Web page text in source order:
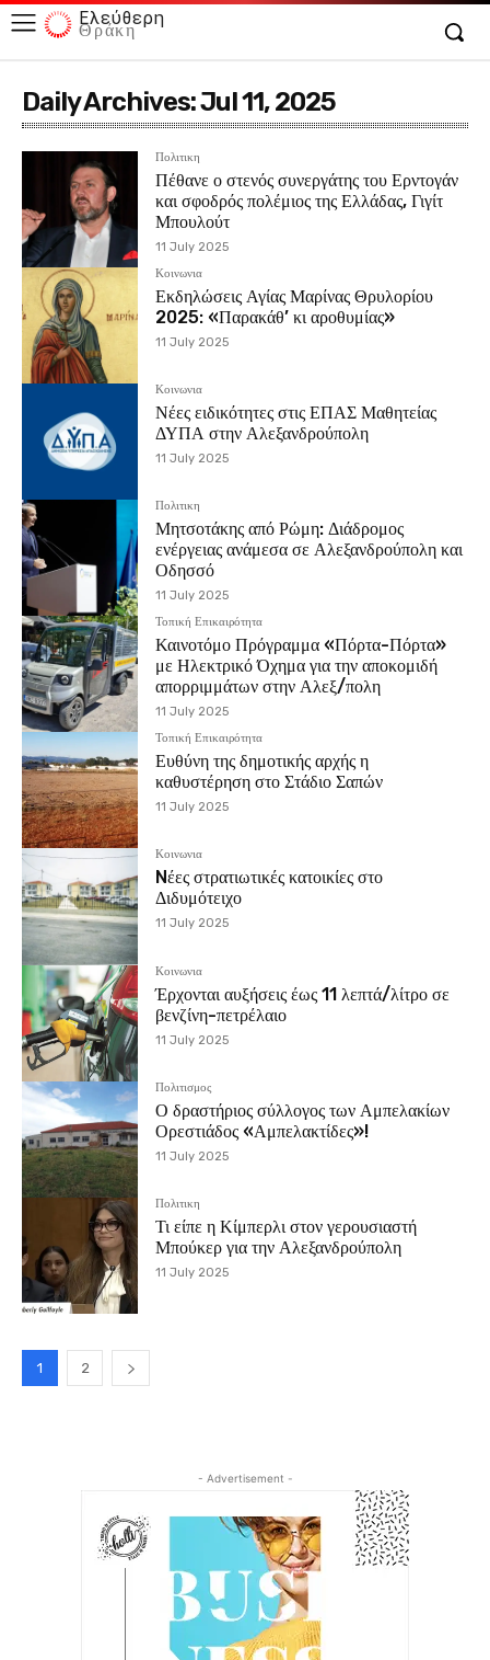
Ελεύθερη
Θράκη
Daily Archives: Jul 11, 2025
Πολιτικη
Πέθανε ο στενός συνεργάτης του Ερντογάν
και σφοδρός πολέμιος της Ελλάδας, Γιγίτ
Μπουλούτ
11 July 2025
Κοινωνια
Εκδηλώσεις Αγίας Μαρίνας Θρυλορίου
2025: «Παρακάθ’ κι αροθυμίας»
11 July 2025
Κοινωνια
Νέες ειδικότητες στις ΕΠΑΣ Μαθητείας
ΔΥΠΑ στην Αλεξανδρούπολη
11 July 2025
Πολιτικη
Μητσοτάκης από Ρώμη: Διάδρομος
ενέργειας ανάμεσα σε Αλεξανδρούπολη και
Οδησσό
11 July 2025
Τοπική Επικαιρότητα
Καινοτόμο Πρόγραμμα «Πόρτα-Πόρτα»
με Ηλεκτρικό Όχημα για την αποκομιδή
απορριμμάτων στην Αλεξ/πολη
11 July 2025
Τοπική Επικαιρότητα
Ευθύνη της δημοτικής αρχής η
καθυστέρηση στο Στάδιο Σαπών
11 July 2025
Κοινωνια
Nέες στρατιωτικές κατοικίες στο
Διδυμότειχο
11 July 2025
Κοινωνια
Έρχονται αυξήσεις έως 11 λεπτά/λίτρο σε
βενζίνη-πετρέλαιο
11 July 2025
Πολιτισμος
Ο δραστήριος σύλλογος των Αμπελακίων
Ορεστιάδος «Αμπελακτίδες»!
11 July 2025
Πολιτικη
Τι είπε η Κίμπερλι στον γερουσιαστή
Μπούκερ για την Αλεξανδρούπολη
11 July 2025
1 2
- Advertisement -